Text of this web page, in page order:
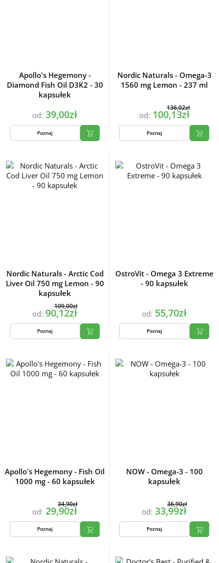
Apollo's Hegemony -
Diamond Fish Oil D3K2 - 30
kapsułek
od: 39,00zł
Poznaj
Nordic Naturals - Omega-3
1560 mg Lemon - 237 ml
od:
136,02zł
100,13zł
Poznaj
Nordic Naturals - Arctic Cod
Liver Oil 750 mg Lemon - 90
kapsułek
od:
109,00zł
90,12zł
Poznaj
OstroVit - Omega 3 Extreme
- 90 kapsułek
od: 55,70zł
Poznaj
Apollo's Hegemony - Fish Oil
1000 mg - 60 kapsułek
od:
34,90zł
29,90zł
Poznaj
NOW - Omega-3 - 100
kapsułek
od:
36,90zł
33,99zł
Poznaj